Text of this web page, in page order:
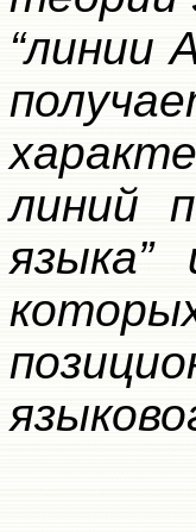
“линии
линий
языка”